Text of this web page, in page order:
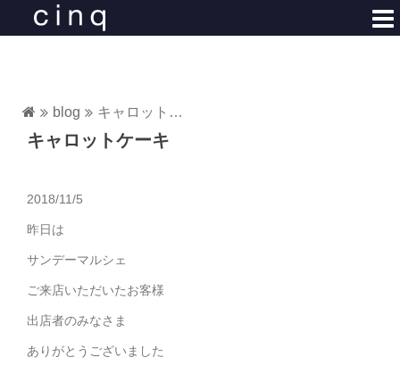
blog キャロットケーキ
キャロットケーキ
2018/11/5
昨日は
サンデーマルシェ
ご来店いただいたお客様
出店者のみなさま
ありがとうございました